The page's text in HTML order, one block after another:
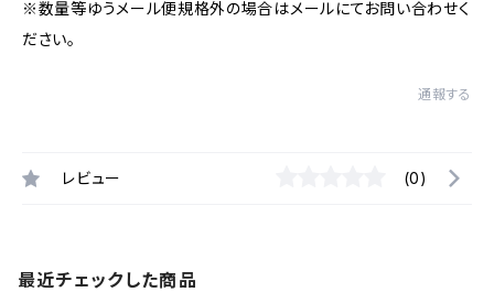
※数量等ゆうメール便規格外の場合はメールにてお問い合わせく
ださい。
通報する
レビュー (0)
最近チェックした商品